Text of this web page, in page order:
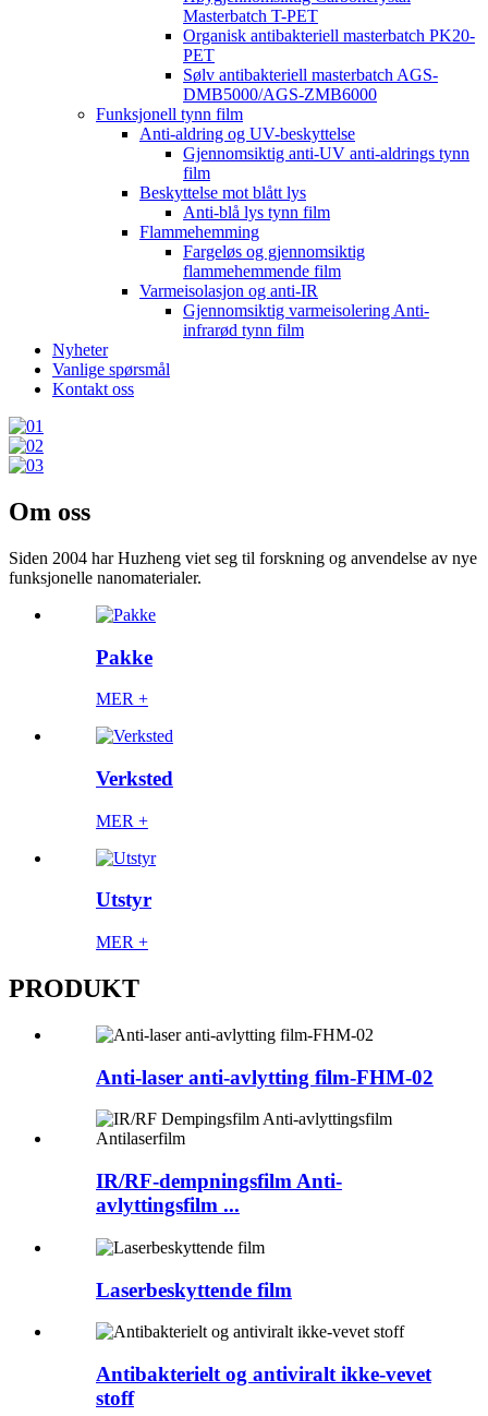
Masterbatch T-PET
Organisk antibakteriell masterbatch PK20-
PET
Sølv antibakteriell masterbatch AGS-
DMB5000/AGS-ZMB6000
Funksjonell tynn film
Anti-aldring og UV-beskyttelse
Gjennomsiktig anti-UV anti-aldrings tynn
film
Beskyttelse mot blått lys
Anti-blå lys tynn film
Flammehemming
Fargeløs og gjennomsiktig
flammehemmende film
Varmeisolasjon og anti-IR
Gjennomsiktig varmeisolering Anti-
infrarød tynn film
Nyheter
Vanlige spørsmål
Kontakt oss
Om oss
Siden 2004 har Huzheng viet seg til forskning og anvendelse av nye
funksjonelle nanomaterialer.
Pakke
MER +
Verksted
MER +
Utstyr
MER +
PRODUKT
Anti-laser anti-avlytting film-FHM-02
IR/RF-dempningsfilm Anti-
avlyttingsfilm ...
Laserbeskyttende film
Antibakterielt og antiviralt ikke-vevet
stoff